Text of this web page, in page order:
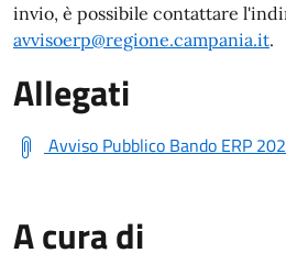
invio, è possibile contattare
avvisoerp@regione.campania.it.
Allegati
Avviso Pubblico Bando ERP
A cura di